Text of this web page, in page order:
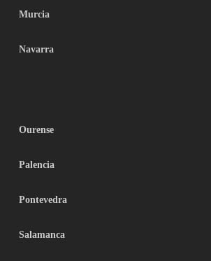
Murcia
Navarra
Ourense
Palencia
Pontevedra
Salamanca